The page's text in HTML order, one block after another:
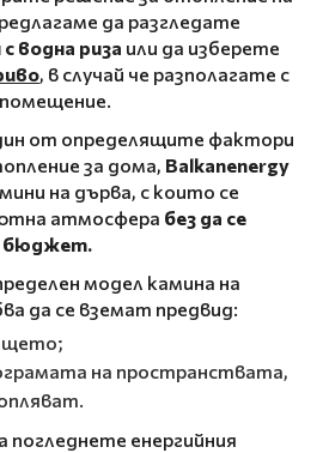
да разгледате
водна риза или да изберете
, в случай че разполагате с
от определящите фактори
за дома, Balkanenergy
на дърва, с които се
атмосфера без да се
бюджет.
модел камина на
да се вземат предвид:
на пространствата,
енергийния